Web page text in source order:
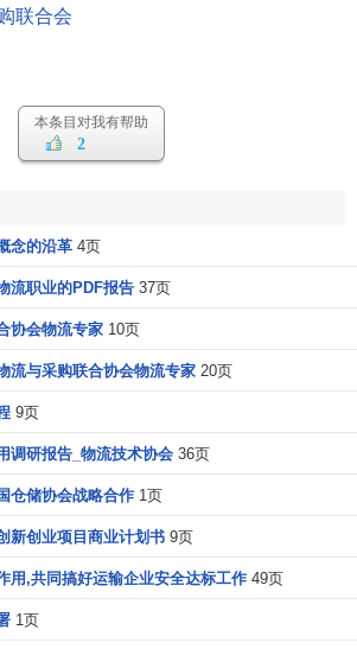
联合会
本条目对我有帮助
2
念的沿革 4页
流职业的PDF报告 37页
协会物流专家 10页
流与采购联合协会物流专家 20页
9页
调研报告_物流技术协会 36页
仓储协会战略合作 1页
新创业项目商业计划书 9页
用,共同搞好运输企业安全达标工作 49页
1页